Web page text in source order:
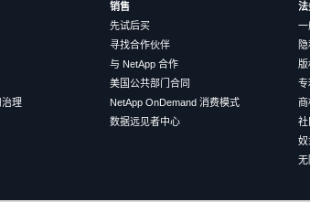
理
销售
先试后买
寻找合作伙伴
与 NetApp 合作
美国公共部门合同
NetApp OnDemand 消费模式
数据远见者中心
法
一
版
专
社
奴
无